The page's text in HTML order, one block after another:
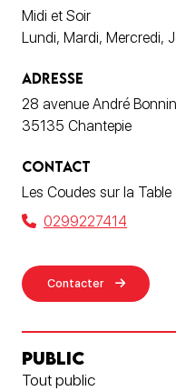
Midi et Soir
Lundi, Mardi, Mercredi,
ADRESSE
28 avenue André Bonnin
35135 Chantepie
CONTACT
Les Coudes sur la Table
0299227414
Contacter
PUBLIC
Tout public